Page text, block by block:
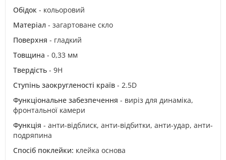
Обідок - кольоровий
Матеріал - загартоване скло
Поверхня - гладкий
Товщина - 0,33 мм
Твердість - 9H
Ступінь заокругленості країв - 2.5D
Функціональне забезпечення - виріз для динаміка,
фронтальної камери
Функція - анти-відблиск, анти-відбитки, анти-удар, анти-
подряпина
Спосіб поклейки: клейка основа